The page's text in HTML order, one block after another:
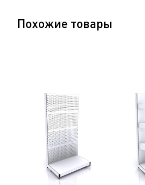
Похожие товары